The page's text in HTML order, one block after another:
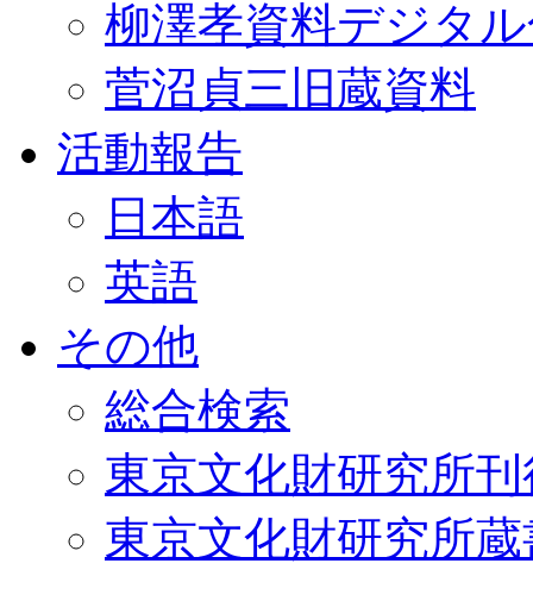
柳澤孝資料デジタ
菅沼貞三旧蔵資料
活動報告
日本語
英語
その他
総合検索
東京文化財研究所
東京文化財研究所